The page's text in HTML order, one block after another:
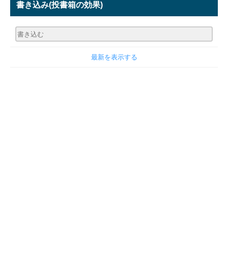
書き込み(投書箱の効果)
最新を表示する